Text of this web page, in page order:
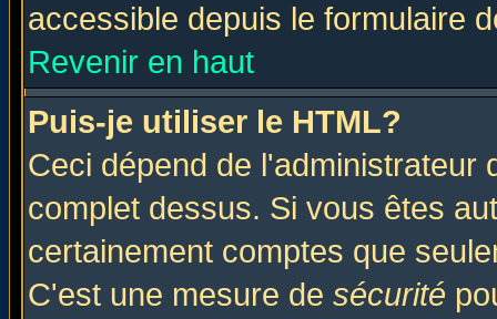
accessible depuis le formulaire
Revenir en haut
Puis-je utiliser le HTML?
Ceci dépend de l'administrateur
complet dessus. Si vous êtes
certainement comptes que
C'est une mesure de sécurité